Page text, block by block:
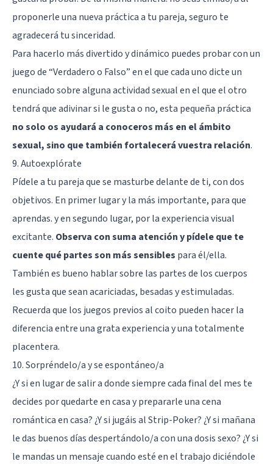
proponerle una nueva práctica a tu pareja, seguro te
agradecerá tu sinceridad.
Para hacerlo más divertido y dinámico puedes probar con un
juego de “Verdadero o Falso” en el que cada uno dicte un
enunciado sobre alguna actividad sexual en el que el otro
tendrá que adivinar si le gusta o no, esta pequeña práctica
no solo os ayudará a conoceros más en el ámbito
sexual, sino que también fortalecerá vuestra relación.
9. Autoexplórate
Pídele a tu pareja que se masturbe delante de ti, con dos
objetivos. En primer lugar y la más importante, para que
aprendas. y en segundo lugar, por la experiencia visual
excitante. Observa con suma atención y pídele que te
cuente qué partes son más sensibles para él/ella.
También es bueno hablar sobre las partes de los cuerpos
les gusta que sean acariciadas, besadas y estimuladas.
Recuerda que los juegos previos al coito pueden hacer la
diferencia entre una grata experiencia y una totalmente
placentera.
10. Sorpréndelo/a y se espontáneo/a
¿Y si en lugar de salir a donde siempre cada final del mes te
decides por quedarte en casa y prepararle una cena
romántica en casa? ¿Y si jugáis al Strip-Poker? ¿Y si mañana
le das buenos días despertándolo/a con una dosis sexo? ¿Y si
le mandas un mensaje cuando esté en el trabajo diciéndole